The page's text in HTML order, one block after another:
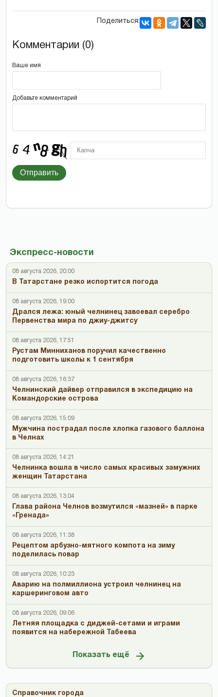
Экспресс-новости
08 августа 2026, 20:00
В Татарстане резко испортится погода
08 августа 2026, 19:00
Дрался лежа: юный челнинец завоевал серебро
Первенства мира по джиу-джитсу
08 августа 2026, 17:51
Рустам Минниханов поручил качественно
подготовить школы к 1 сентября
08 августа 2026, 16:37
Челнинский дайвер отправился в экспедицию на
Командорские острова
08 августа 2026, 15:09
Мужчина пострадал после хлопка газового баллона
в Челнах
08 августа 2026, 14:21
Челнинка вошла в число самых красивых замужних
женщин Татарстана
08 августа 2026, 13:04
Глава района Челнов возмутился «мазней» в парке
«Гренада»
08 августа 2026, 11:38
Рецептом арбузно-мятного компота на зиму
поделилась повар
08 августа 2026, 10:23
Аварию на полмиллиона устроил челнинец на
каршеринговом авто
08 августа 2026, 09:06
Летняя площадка с диджей-сетами и играми
появится на набережной Табеева
Показать ещё
Справочник города
Поделиться:
Комментарии (0)
Ваше имя
Добавьте комментарий
Отправить